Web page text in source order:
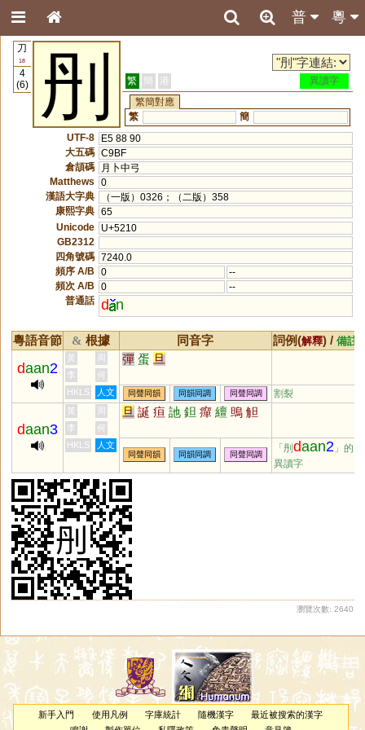
粵
普
刀
18
4
(6)
刐 繁 簡 港
異讀字
繁簡對應
繁
簡
UTF-8
E5 88 90
大五碼 C9BF
倉頡碼
月卜中弓
Matthews
0
漢語大字典
（一版）0326；（二版）358
康熙字典 65
Unicode
U+5210
GB2312
四角號碼 7240.0
頻序 A/B
0
--
頻次 A/B
0
--
普通話 d n
粵語音節 & 根據 同音字 詞例(解釋) / 備註
daan2
黃 周 彈 蛋 旦
李
何
HKLS
人文 同聲同韻 同韻同調 同聲同調 割裂
daan3
黃 周 旦 誕 疸 訑 鉭 癉 繵 鴠 觛
李
何
HKLS
人文
同聲同韻 同韻同調 同聲同調
「刐daan2 」的
異讀字
瀏覽次數: 2640
新手入門 使用凡例 字庫統計 隨機漢字
最近被搜索的漢字